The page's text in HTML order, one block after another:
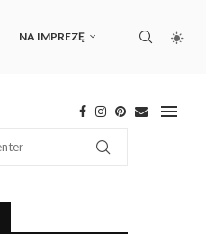
NA IMPREZĘ